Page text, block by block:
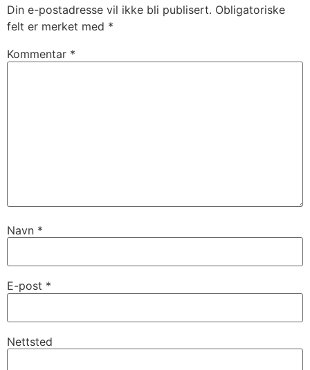
Din e-postadresse vil ikke bli publisert. Obligatoriske
felt er merket med *
Kommentar *
Navn *
E-post *
Nettsted